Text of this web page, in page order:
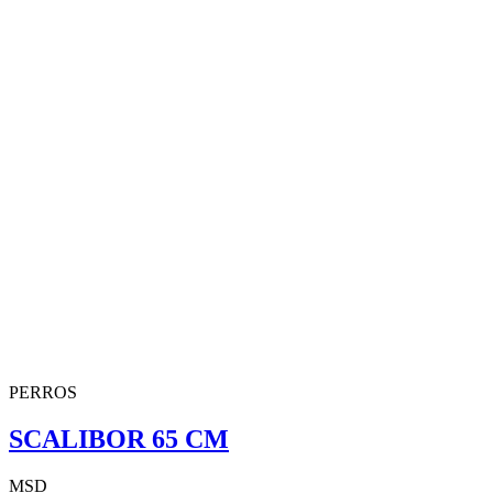
PERROS
SCALIBOR 65 CM
MSD